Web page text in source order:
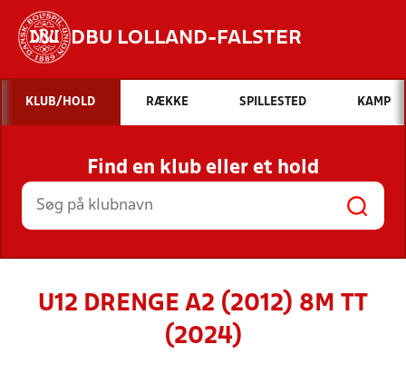
DBU LOLLAND-FALSTER
Hvad vil du søge efter?
INDHOLD OG NYHEDER
STILLINGER, RESULTATER, KLUBBER OG
HOLD
KLUB/HOLD RÆKKE SPILLESTED KAMP
Find en klub eller et hold
U12 DRENGE A2 (2012) 8M TT
(2024)